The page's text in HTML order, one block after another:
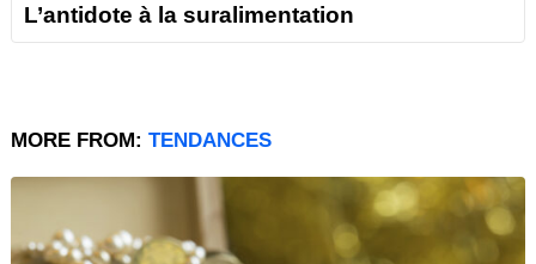
L’antidote à la suralimentation
MORE FROM: TENDANCES